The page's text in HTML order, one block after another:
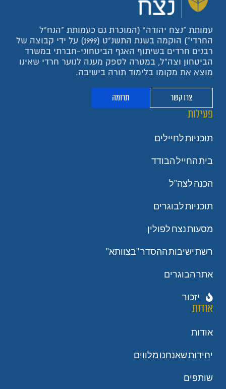
עמותת "נצח יהודה" (המוכרת גם כעמותת "הנח"ל
החרדי") הוקמה בשנת התשנ"ט (1999) על ידי קבוצה של
רבנים חרדים בשיתוף האגף הביטחוני-חברתי במשרד
הביטחון וצה"ל, במטרה לספק מענה לנוער חרדי שאינו
מוצא את מקומו בלימוד תורה בישיבה.
צרו קשר תרומה
פעילות
תוכניות לחיילים
בית החייל הבודד
הכנה לצה"ל
תוכניות לבוגרים
מסעות נצח לפולין
רשת ישיבות ההסדר "בצוותא"
אתר הבוגרים
יזכור
אודות
אודות
יחידות שאנחנו מלווים
שותפים